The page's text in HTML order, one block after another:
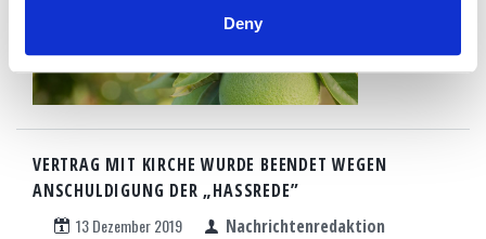
Deny
VERTRAG MIT KIRCHE WURDE BEENDET WEGEN
ANSCHULDIGUNG DER „HASSREDE”
13 Dezember 2019 Nachrichtenredaktion